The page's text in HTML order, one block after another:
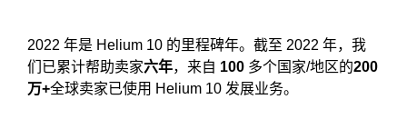
2022 年是 Helium 10 的里程碑年。截至 2022 年，我
们已累计帮助卖家六年，来自 100 多个国家/地区的200
万+全球卖家已使用 Helium 10 发展业务。